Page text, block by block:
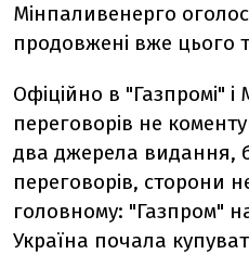
Мінпаливенерго
продовжені вже цього
Офіційно в "Газпромі" і
переговорів не
два джерела видання,
переговорів, сторони
головному: "Газпром"
Україна почала